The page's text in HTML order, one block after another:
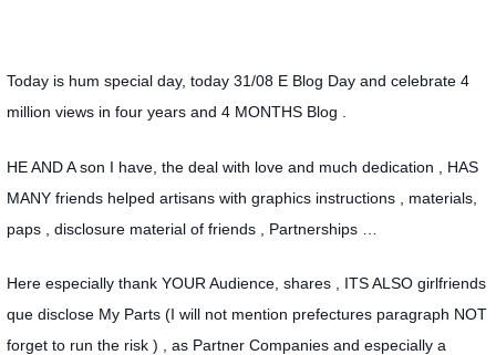
Today is hum special day, today 31/08 E Blog Day and celebrate 4
million views in four years and 4 MONTHS Blog .
HE AND A son I have, the deal with love and much dedication , HAS
MANY friends helped artisans with graphics instructions , materials,
paps , disclosure material of friends , Partnerships …
Here especially thank YOUR Audience, shares , ITS ALSO girlfriends
que disclose My Parts (I will not mention prefectures paragraph NOT
forget to run the risk ) , as Partner Companies and especially a